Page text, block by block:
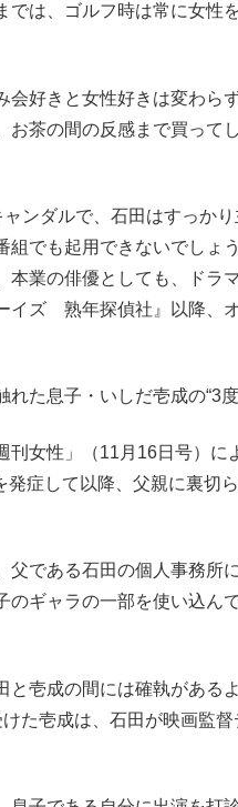
は、ゴルフ時は常に女性
好きと女性好きは変わら
お茶の間の反感まで買って
ャンダルで、石田はすっか
でも起用できないでしょ
本業の俳優としても、ドラ
イズ 熟年探偵社』以降、
た息子・いしだ壱成の“3度
女性」（11月16日号）に
症して以降、父親に裏切
父である石田の個人事務所
のギャラの一部を使い込ん
壱成の間には確執がある
た壱成は、石田が映画監督